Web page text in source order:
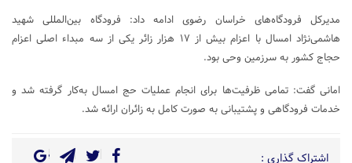
مدیرکل فرودگاه‌های خراسان رضوی ادامه داد: فرودگاه بین‌المللی شهید
هاشمی‌نژاد امسال با اعزام بیش از ۱۷ هزار زائر یکی از سه مبداء اصلی اعزام
حجاج کشور به سرزمین وحی بود.
امانی گفت: تمامی ظرفیت‌ها برای انجام عملیات حج امسال به‌کار گرفته شد و
خدمات فرودگاهی و پشتیبانی به صورت کامل به زائران ارائه شد.
اشتراک گذاری :